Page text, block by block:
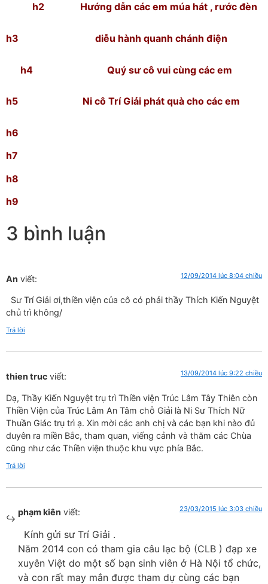
h2 Hướng dẫn các em múa hát , rước đèn
h3 diễu hành quanh chánh điện
h4 Quý sư cô vui cùng các em
h5 Ni cô Trí Giải phát quà cho các em
h6
h7
h8
h9
3 bình luận
An viết: 12/09/2014 lúc 8:04 chiều
Sư Trí Giải ơi,thiền viện của cô có phải thầy Thích Kiến Nguyệt
chủ trì không/
Trả lời
thien truc viết: 13/09/2014 lúc 9:22 chiều
Dạ, Thầy Kiến Nguyệt trụ trì Thiền viện Trúc Lâm Tây Thiên còn
Thiền Viện của Trúc Lâm An Tâm chỗ Giải là Ni Sư Thích Nữ
Thuần Giác trụ trì ạ. Xin mời các anh chị và các bạn khi nào đủ
duyên ra miền Bắc, tham quan, viếng cảnh và thăm các Chùa
cũng như các Thiền viện thuộc khu vực phía Bắc.
Trả lời
phạm kiên viết: 23/03/2015 lúc 3:03 chiều
Kính gửi sư Trí Giải .
Năm 2014 con có tham gia câu lạc bộ (CLB ) đạp xe
xuyên Việt do một số bạn sinh viên ở Hà Nội tổ chức,
và con rất may mắn được tham dự cùng các bạn